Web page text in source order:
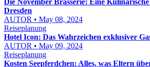
Die November Brasserie: Eine Kulinarische
Dresden
AUTOR • May 08, 2024
Reiseplanung
Hotel Icon: Das Wahrzeichen exklusiver
AUTOR • May 09, 2024
Reiseplanung
Kosten Seepferdchen: Alles, was Eltern